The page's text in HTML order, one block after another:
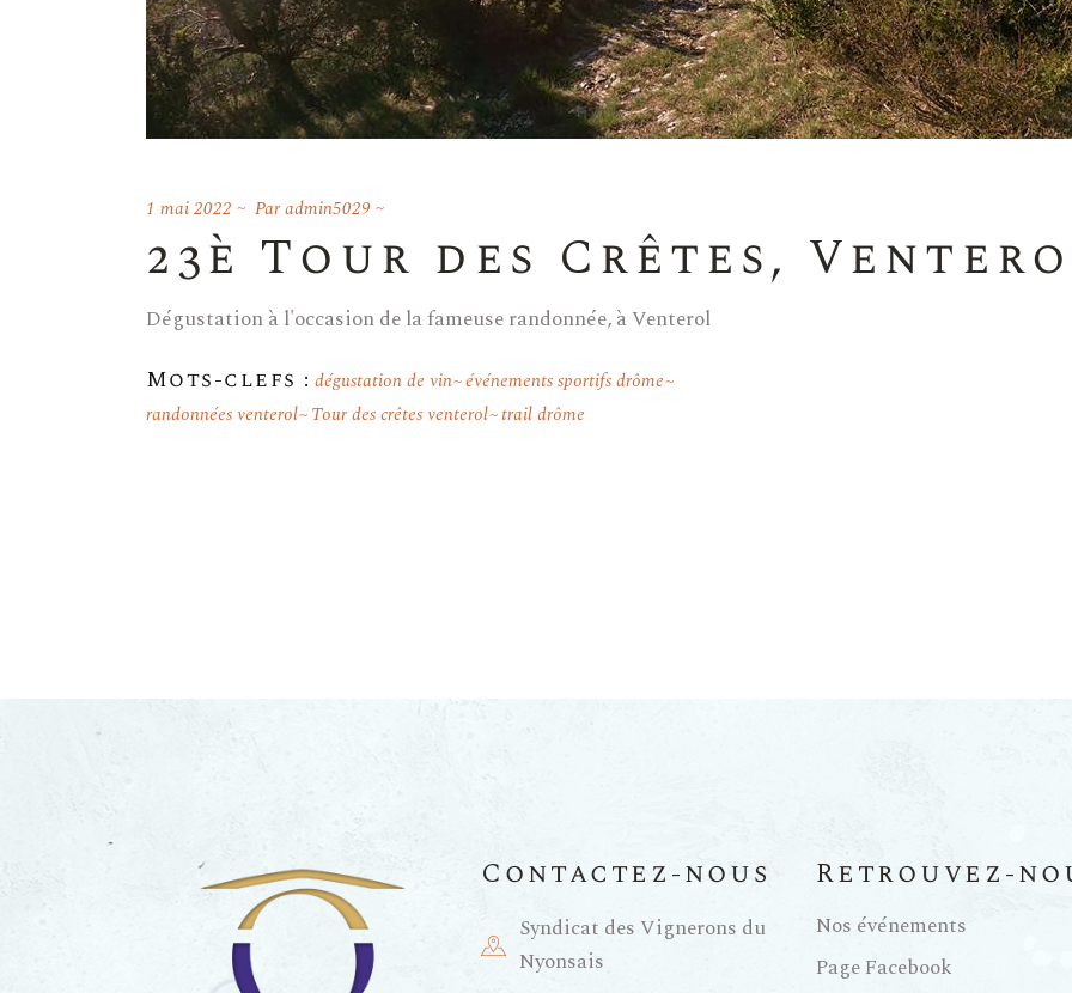
1 mai 2022 Paradmin5029
23è Tour des Crêtes,
Dégustation à l'occasion de la fameuse randonnée, à Venterol
Mots-clefs : dégustation de vin événements sportifs drôme
randonnées venterol Tour des crêtes venterol trail drôme
Contactez-nous
Syndicat des Vignerons du
Nyonsais
Retrouvez-
Nos événements
Page Facebook